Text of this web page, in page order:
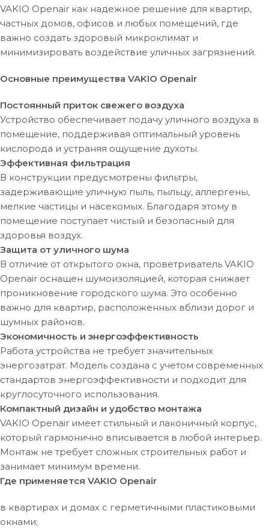
VAKIO Openair как надежное решение для квартир,
частных домов, офисов и любых помещений, где
важно создать здоровый микроклимат и
минимизировать воздействие уличных загрязнений.
Основные преимущества VAKIO Openair
Постоянный приток свежего воздуха
Устройство обеспечивает подачу уличного воздуха в
помещение, поддерживая оптимальный уровень
кислорода и устраняя ощущение духоты.
Эффективная фильтрация
В конструкции предусмотрены фильтры,
задерживающие уличную пыль, пыльцу, аллергены,
мелкие частицы и насекомых. Благодаря этому в
помещение поступает чистый и безопасный для
здоровья воздух.
Защита от уличного шума
В отличие от открытого окна, проветриватель VAKIO
Openair оснащен шумоизоляцией, которая снижает
проникновение городского шума. Это особенно
важно для квартир, расположенных вблизи дорог и
шумных районов.
Экономичность и энергоэффективность
Работа устройства не требует значительных
энергозатрат. Модель создана с учетом современных
стандартов энергоэффективности и подходит для
круглосуточного использования.
Компактный дизайн и удобство монтажа
VAKIO Openair имеет стильный и лаконичный корпус,
который гармонично вписывается в любой интерьер.
Монтаж не требует сложных строительных работ и
занимает минимум времени.
Где применяется VAKIO Openair
в квартирах и домах с герметичными пластиковыми
окнами;